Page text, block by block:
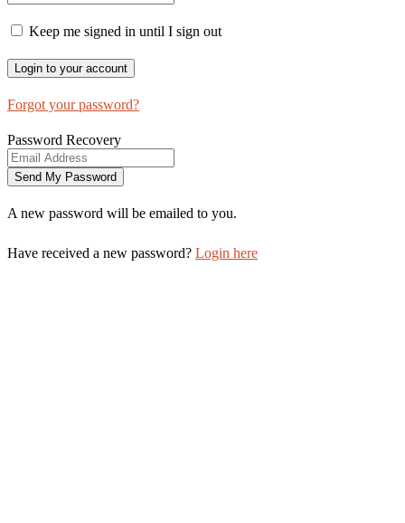
Keep me signed in until I sign out
Forgot your password?
Password Recovery
A new password will be emailed to you.
Have received a new password? Login here